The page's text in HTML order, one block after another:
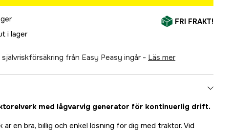
i lager
FRI FRAKT!
självriskförsäkring från Easy Peasy ingår - läs mer
med lågvarvig generator för kontinuerlig drift.
en bra, billig och enkel lösning för dig med traktor. Vid